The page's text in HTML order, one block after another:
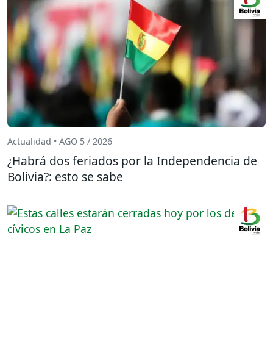
Actualidad • AGO 5 / 2026
¿Habrá dos feriados por la Independencia de
Bolivia?: esto se sabe